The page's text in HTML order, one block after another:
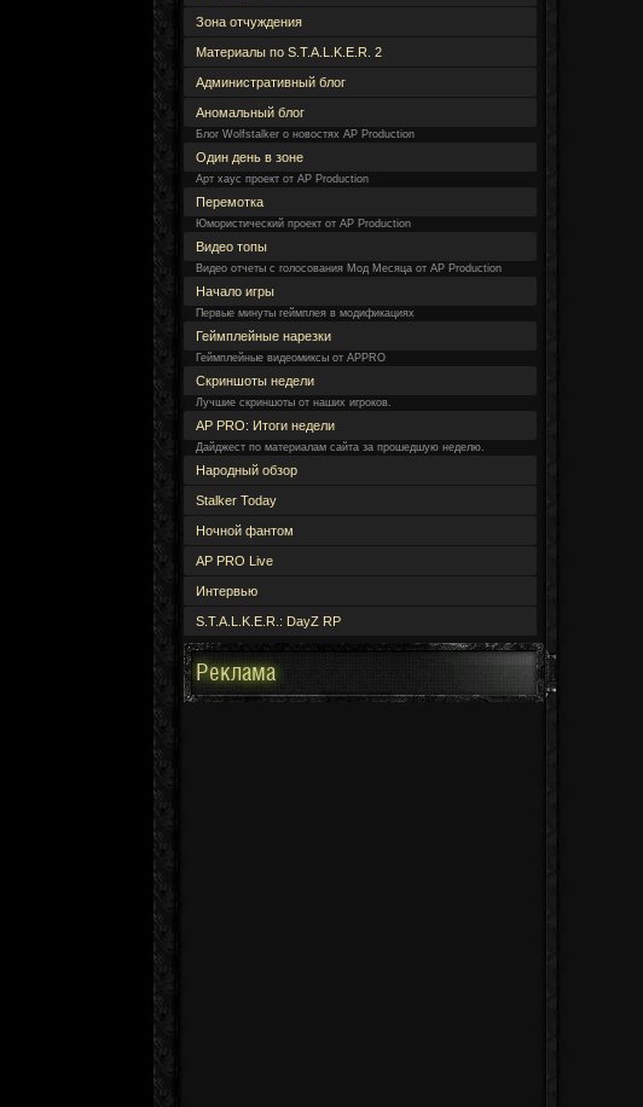
Зона отчуждения
Материалы по S.T.A.L.K.E.R. 2
Административный блог
Аномальный блог
Блог Wolfstalker о новостях AP Production
Один день в зоне
Арт хаус проект от AP Production
Перемотка
Юмористический проект от AP Production
Видео топы
Видео отчеты с голосования Мод Месяца от AP Production
Начало игры
Первые минуты геймплея в модификациях
Геймплейные нарезки
Геймплейные видеомиксы от APPRO
Скриншоты недели
Лучшие скриншоты от наших игроков.
AP PRO: Итоги недели
Дайджест по материалам сайта за прошедшую неделю.
Народный обзор
Stalker Today
Ночной фантом
AP PRO Live
Интервью
S.T.A.L.K.E.R.: DayZ RP
Реклама